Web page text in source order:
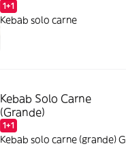
1+1
Kebab solo carne
Kebab Solo Carne
(Grande)
1+1
Kebab solo carne (grande) G